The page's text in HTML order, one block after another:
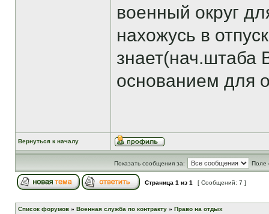
военный округ
нахожусь в
знает(нач.штаба
основанием для
Вернуться к началу
Показать сообщения за: Поле
Страница 1 из 1 [ Сообщений: 7 ]
Список форумов » Военная служба по контракту » Право на отдых